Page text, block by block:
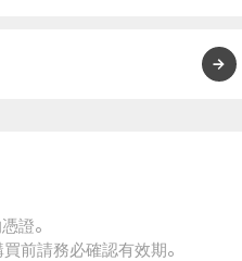
證。
前請務必確認有效期。